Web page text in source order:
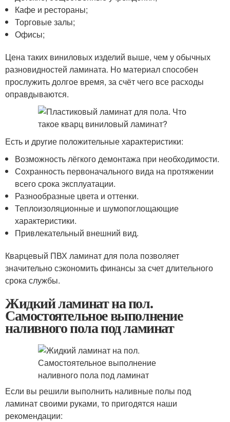
Кафе и рестораны;
Торговые залы;
Офисы;
Цена таких виниловых изделий выше, чем у обычных
разновидностей ламината. Но материал способен
прослужить долгое время, за счёт чего все расходы
оправдываются.
Есть и другие положительные характеристики:
Возможность лёгкого демонтажа при необходимости.
Сохранность первоначального вида на протяжении
всего срока эксплуатации.
Разнообразные цвета и оттенки.
Теплоизоляционные и шумопоглощающие
характеристики.
Привлекательный внешний вид.
Кварцевый ПВХ ламинат для пола позволяет
значительно сэкономить финансы за счет длительного
срока службы.
Жидкий ламинат на пол.
Самостоятельное выполнение
наливного пола под ламинат
Если вы решили выполнить наливные полы под
ламинат своими руками, то пригодятся наши
рекомендации: